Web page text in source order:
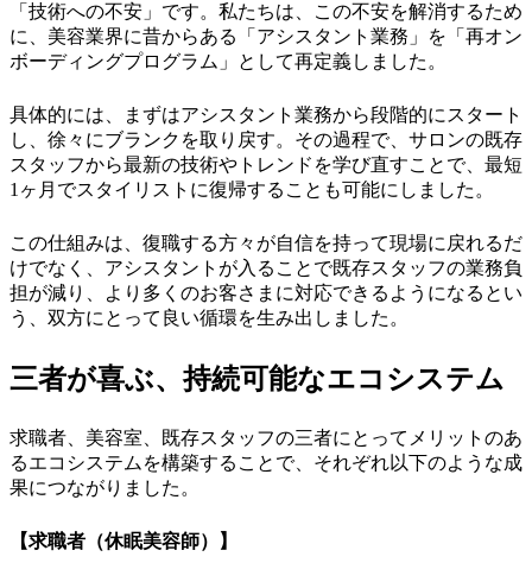
「技術への不安」です。私たちは、この不安を解消するため
に、美容業界に昔からある「アシスタント業務」を「再オン
ボーディングプログラム」として再定義しました。
具体的には、まずはアシスタント業務から段階的にスタート
し、徐々にブランクを取り戻す。その過程で、サロンの既存
スタッフから最新の技術やトレンドを学び直すことで、最短
1ヶ月でスタイリストに復帰することも可能にしました。
この仕組みは、復職する方々が自信を持って現場に戻れるだ
けでなく、アシスタントが入ることで既存スタッフの業務負
担が減り、より多くのお客さまに対応できるようになるとい
う、双方にとって良い循環を生み出しました。
三者が喜ぶ、持続可能なエコシステム
求職者、美容室、既存スタッフの三者にとってメリットのあ
るエコシステムを構築することで、それぞれ以下のような成
果につながりました。
【求職者（休眠美容師）】